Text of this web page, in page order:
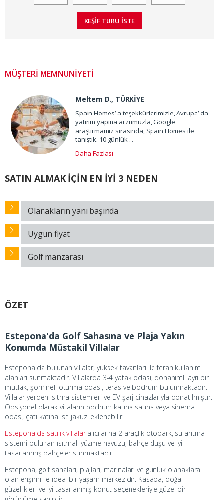
MÜŞTERİ MEMNUNİYETİ
Meltem D., TÜRKİYE
Spain Homes’ a teşekkürlerimizle, Avrupa’ da
yatırım yapma arzumuzla, Google
araştırmamız sırasında, Spain Homes ile
tanıştık. 10 günlük ...
Daha Fazlası
SATIN ALMAK İÇİN EN İYİ 3 NEDEN
Olanakların yanı başında
Uygun fiyat
Golf manzarası
ÖZET
Estepona'da Golf Sahasına ve Plaja Yakın
Konumda Müstakil Villalar
Estepona'da bulunan villalar, yüksek tavanları ile ferah kullanım
alanları sunmaktadır. Villalarda 3-4 yatak odası, donanımlı ayrı bir
mutfak, şömineli oturma odası, teras ve bodrum bulunmaktadır.
Villalar yerden ısıtma sistemleri ve EV şarj cihazlarıyla donatılmıştır.
Opsiyonel olarak villaların bodrum katına sauna veya sinema
odası, çatı katına ise jakuzi eklenebilir.
Estepona'da satılık villalaralıcılarına 2 araçlık otopark, su arıtma
sistemi bulunan ısıtmalı yüzme havuzu, bahçe duşu ve iyi
tasarlanmış bahçeler sunmaktadır.
Estepona, golf sahaları, plajları, marinaları ve günlük olanaklara
olan erişimi ile ideal bir yaşam merkezidir. Kasaba, doğal
güzellikleri ve iyi tasarlanmış konut seçenekleriyle güzel bir